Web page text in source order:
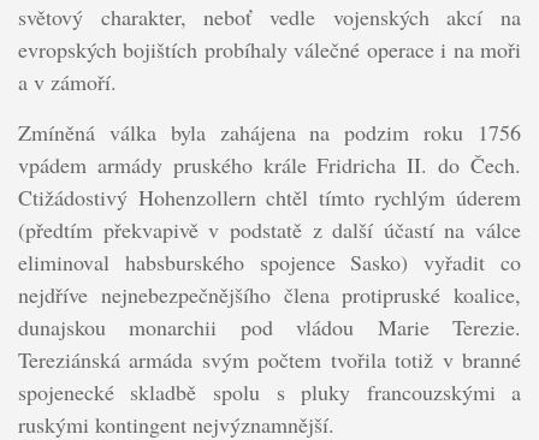
světový charakter, neboť vedle vojenských akcí na
evropských bojištích probíhaly válečné operace i na moři
a v zámoří.
Zmíněná válka byla zahájena na podzim roku 1756
vpádem armády pruského krále Fridricha II. do Čech.
Ctižádostivý Hohenzollern chtěl tímto rychlým úderem
(předtím překvapivě v podstatě z další účastí na válce
eliminoval habsburského spojence Sasko) vyřadit co
nejdříve nejnebezpečnějšího člena protipruské koalice,
dunajskou monarchii pod vládou Marie Terezie.
Tereziánská armáda svým počtem tvořila totiž v branné
spojenecké skladbě spolu s pluky francouzskými a
ruskými kontingent nejvýznamnější.